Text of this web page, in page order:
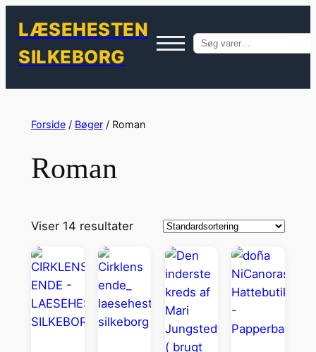
LÆSEHESTEN
SILKEBORG
Søg
indhold
Forside/ Bøger/ Roman
Roman
Viser 14 resultater